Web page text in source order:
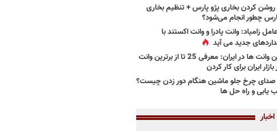
روشن کردن بخاری پژو پارس + تنظیم بخاری
چطور انجام می‌شود؟
زامیاد: وانت پادرا و وانت اکستند با
جدید می آید
بهترین وانت ها در ایران: معرفی 25 تا از برترین وانت
ایران برای کار کردن
چرخ جلو ماشین هنگام دور زدن چیست؟
یابی و راه حل ها